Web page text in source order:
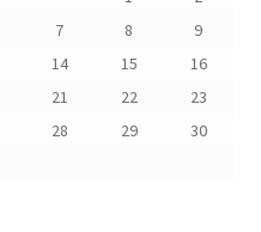
7 8
9
14 15
16
21 22
23
28 29
30